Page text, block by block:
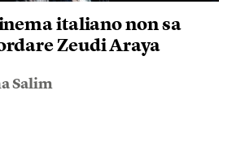
italiano non sa
Zeudi Araya
Salim